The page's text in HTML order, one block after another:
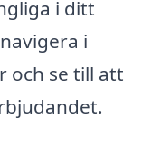
i ditt
i
och se till att